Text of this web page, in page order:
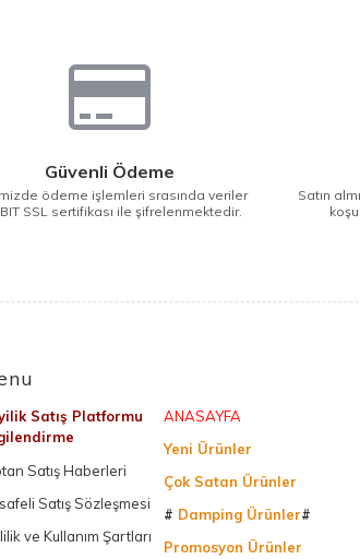
Güvenli Ödeme
ödeme işlemleri srasında veriler
SSL sertifikası ile şifrelenmektedir.
Satın
Satış Platformu
Satış Haberleri
Satış Sözleşmesi
ve Kullanım Şartları
ANASAYFA
Yeni Ürünler
Çok Satan Ürünler
# Damping Ürünler#
Promosyon Ürünler